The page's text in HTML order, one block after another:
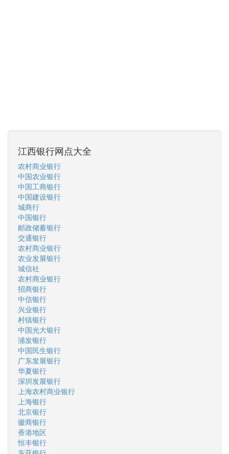
江西银行网点大全
农村商业银行
中国农业银行
中国工商银行
中国建设银行
城商行
中国银行
邮政储蓄银行
交通银行
农村商业银行
农业发展银行
城信社
农村商业银行
招商银行
中信银行
兴业银行
村镇银行
中国光大银行
浦发银行
中国民生银行
广东发展银行
华夏银行
深圳发展银行
上海农村商业银行
上海银行
北京银行
徽商银行
香港地区
恒丰银行